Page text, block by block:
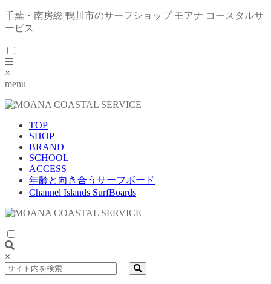
千葉・南房総 鴨川市のサーフショップ モアナ コースタルサ
ービス
×
menu
TOP
SHOP
BRAND
SCHOOL
ACCESS
年齢と向き合うサーフボード
Channel Islands SurfBoards
×